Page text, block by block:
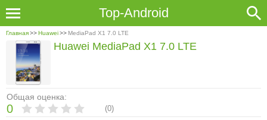
Top-Android
Главная>>Huawei>> MediaPad X1 7.0 LTE
Общая оценка:
0 (0)
Huawei MediaPad X1 7.0 LTE